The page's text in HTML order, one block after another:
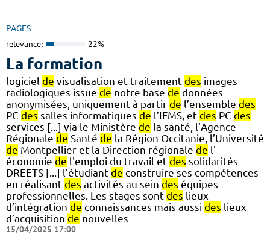
PAGES
relevance: 22%
La formation
logiciel de visualisation et traitement des images
radiologiques issue de notre base de données
anonymisées, uniquement à partir de l’ensemble des
PC des salles informatiques de l’IFMS, et des PC des
services [...] via le Ministère de la santé, l’Agence
Régionale de Santé de la Région Occitanie, l’Université
de Montpellier et la Direction régionale de l'
économie de l'emploi du travail et des solidarités
DREETS [...] l’étudiant de construire ses compétences
en réalisant des activités au sein des équipes
professionnelles. Les stages sont des lieux
d’intégration de connaissances mais aussi des lieux
d’acquisition de nouvelles
15/04/2025 17:00